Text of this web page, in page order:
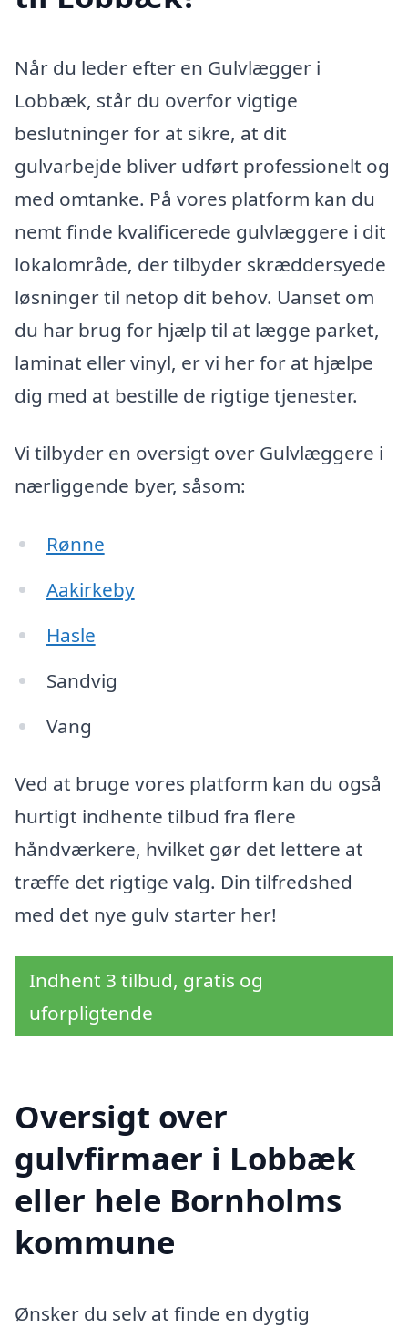
Når du leder efter en Gulvlægger i
Lobbæk, står du overfor vigtige
beslutninger for at sikre, at dit
gulvarbejde bliver udført professionelt og
med omtanke. På vores platform kan du
nemt finde kvalificerede gulvlæggere i dit
lokalområde, der tilbyder skræddersyede
løsninger til netop dit behov. Uanset om
du har brug for hjælp til at lægge parket,
laminat eller vinyl, er vi her for at hjælpe
dig med at bestille de rigtige tjenester.
Vi tilbyder en oversigt over Gulvlæggere i
nærliggende byer, såsom:
Rønne
Aakirkeby
Hasle
Sandvig
Vang
Ved at bruge vores platform kan du også
hurtigt indhente tilbud fra flere
håndværkere, hvilket gør det lettere at
træffe det rigtige valg. Din tilfredshed
med det nye gulv starter her!
Indhent 3 tilbud, gratis og
uforpligtende
Oversigt over
gulvfirmaer i Lobbæk
eller hele Bornholms
kommune
Ønsker du selv at finde en dygtig